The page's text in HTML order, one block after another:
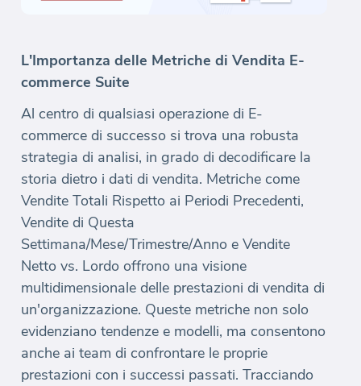
L'Importanza delle Metriche di Vendita E-
commerce Suite
Al centro di qualsiasi operazione di E-
commerce di successo si trova una robusta
strategia di analisi, in grado di decodificare la
storia dietro i dati di vendita. Metriche come
Vendite Totali Rispetto ai Periodi Precedenti,
Vendite di Questa
Settimana/Mese/Trimestre/Anno e Vendite
Netto vs. Lordo offrono una visione
multidimensionale delle prestazioni di vendita di
un'organizzazione. Queste metriche non solo
evidenziano tendenze e modelli, ma consentono
anche ai team di confrontare le proprie
prestazioni con i successi passati. Tracciando